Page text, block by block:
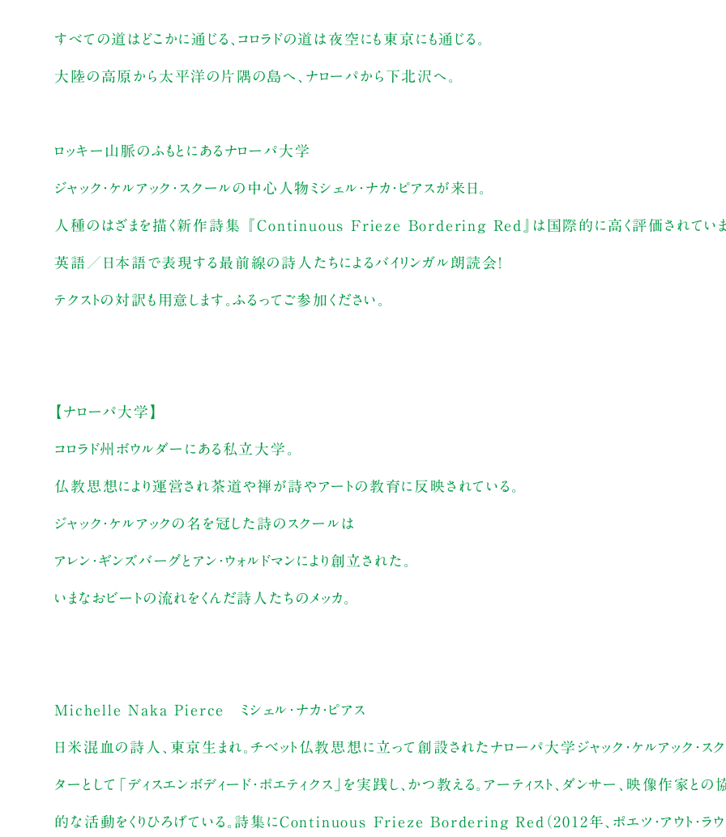
すべての道はどこかに通じる、コロラドの道は夜空にも東京にも通じる。
大陸の高原から太平洋の片隅の島へ、ナローパから下北沢へ。
ロッキー山脈のふもとにあるナローパ大学
ジャック・ケルアック・スクールの中心人物ミシェル・ナカ・ピアスが来日。
人種のはざまを描く新作詩集 『Continuous Frieze Bordering Red』は国際的に高く評価されていま
英語／日本語で表現する最前線の詩人たちによるバイリンガル朗読会！
テクストの対訳も用意します。ふるってご参加ください。
【ナローパ大学】
コロラド州ボウルダーにある私立大学。
仏教思想により運営され茶道や禅が詩やアートの教育に反映されている。
ジャック・ケルアックの名を冠した詩のスクールは
アレン・ギンズバーグとアン・ウォルドマンにより創立された。
いまなおビートの流れをくんだ詩人たちのメッカ。
Michelle Naka Pierce ミシェル・ナカ・ピアス
日米混血の詩人、東京生まれ。チベット仏教思想に立って創設されたナローパ大学ジャック・ケルアック・ス
ターとして「ディスエンボディード・ポエティクス」を実践し、かつ教える。アーティスト、ダンサー、映像作家と
的な活動をくりひろげている。詩集にContinuous Frieze Bordering Red（2012年、ポエツ・アウト・ラウ